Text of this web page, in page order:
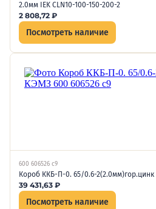
2.0мм IEK CLN10-100-150-200-2
2 808,72 ₽
Посмотреть наличие
600 606526 c9
Короб ККБ-П-0. 65/0.6-2(2.0мм)гор.цинк
39 431,63 ₽
Посмотреть наличие